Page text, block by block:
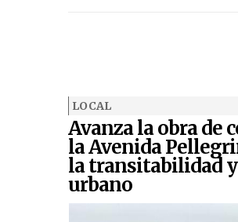
LOCAL
Avanza la obra de
la Avenida
la transitabilidad
urbano